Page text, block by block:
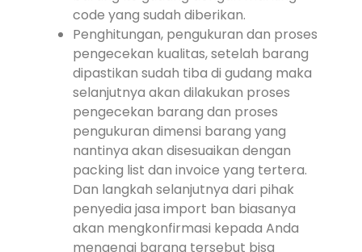
code yang sudah diberikan.
Penghitungan, pengukuran dan proses
pengecekan kualitas, setelah barang
dipastikan sudah tiba di gudang maka
selanjutnya akan dilakukan proses
pengecekan barang dan proses
pengukuran dimensi barang yang
nantinya akan disesuaikan dengan
packing list dan invoice yang tertera.
Dan langkah selanjutnya dari pihak
penyedia jasa import ban biasanya
akan mengkonfirmasi kepada Anda
mengenai barang tersebut bisa